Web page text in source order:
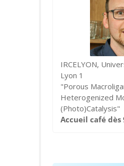
IRCELYON,
Lyon 1
"Porous
Heterogenized
(Photo)Catalysis"
Accueil café dès